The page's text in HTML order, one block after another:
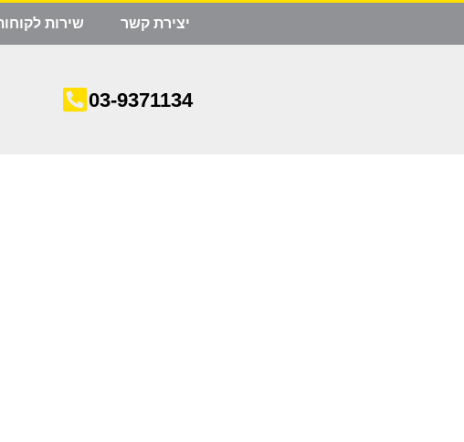
שירות יצירת קשר
03-9371134